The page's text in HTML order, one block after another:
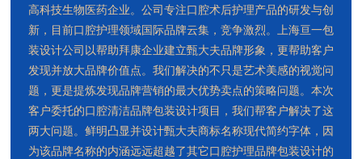
高科技生物医药企业。公司专注口腔术后护理产品的研发与创
新，目前口腔护理领域国际品牌云集，竞争激烈。上海亘一包
装设计公司以帮助拜康企业建立甄大夫品牌形象，更帮助客户
发现并放大品牌价值点。我们解决的不只是艺术美感的视觉问
题，更是提炼发现品牌营销的最大优势卖点的策略问题。本次
客户委托的口腔清洁品牌包装设计项目，我们帮客户解决了这
两大问题。鲜明凸显并设计甄大夫商标名称现代简约字体，因
为该品牌名称的内涵远远超越了其它口腔护理品牌包装设计的